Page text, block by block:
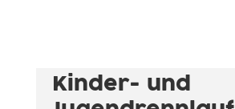
Kinder- und